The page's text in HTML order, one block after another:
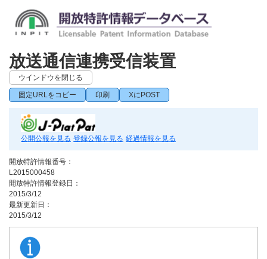
放送通信連携受信装置
ウインドウを閉じる
固定URLをコピー 印刷 XにPOST
公開公報を見る 登録公報を見る 経過情報を見る
開放特許情報番号：
L2015000458
開放特許情報登録日：
2015/3/12
最新更新日：
2015/3/12